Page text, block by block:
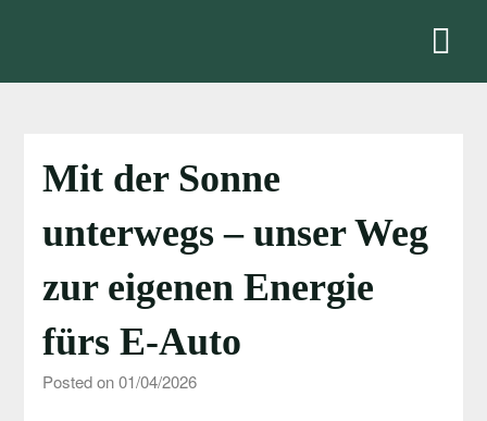
Mit der Sonne
unterwegs – unser Weg
zur eigenen Energie
fürs E-Auto
Posted on 01/04/2026